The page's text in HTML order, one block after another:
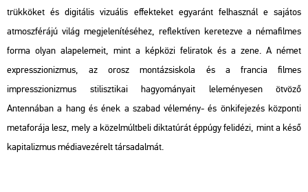
trükköket és digitális vizuális effekteket egyaránt felhasznál e sajátos
atmoszférájú világ megjelenítéséhez, reflektíven keretezve a némafilmes
forma olyan alapelemeit, mint a képközi feliratok és a zene. A német
expresszionizmus, az orosz montázsiskola és a francia filmes
impresszionizmus stilisztikai hagyományait leleményesen ötvöző
Antennában a hang és ének a szabad vélemény- és önkifejezés központi
metaforája lesz, mely a közelmúltbeli diktatúrát éppúgy felidézi, mint a késő
kapitalizmus médiavezérelt társadalmát.